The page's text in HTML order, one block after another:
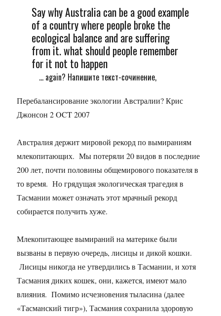
Say why Australia can be a good example
of a country where people broke the
ecological balance and are suffering
from it. what should people remember
for it not to happen
... again? Напишите текст-сочинение,
Перебалансирование экологии Австралии? Крис
Джонсон 2 OCT 2007
Австралия держит мировой рекорд по вымираниям
млекопитающих. Мы потеряли 20 видов в последние
200 лет, почти половины общемирового показателя в
то время. Но грядущая экологическая трагедия в
Тасмании может означать этот мрачный рекорд
собирается получить хуже.
Млекопитающее вымираний на материке были
вызваны в первую очередь, лисицы и дикой кошки.
Лисицы никогда не утвердились в Тасмании, и хотя
Тасмания диких кошек, они, кажется, имеют мало
влияния. Помимо исчезновения тыласина (далее
«Тасманский тигр»), Тасмания сохранила здоровую